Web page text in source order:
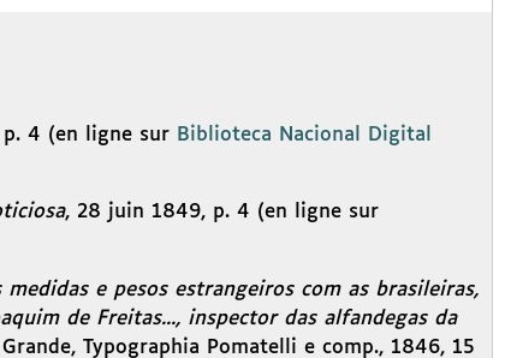
4 (en ligne sur Biblioteca Nacional Digital
, 28 juin 1849, p. 4 (en ligne sur
e pesos estrangeiros com as brasileiras,
de Freitas..., inspector das alfandegas da
Typographia Pomatelli e comp., 1846, 15